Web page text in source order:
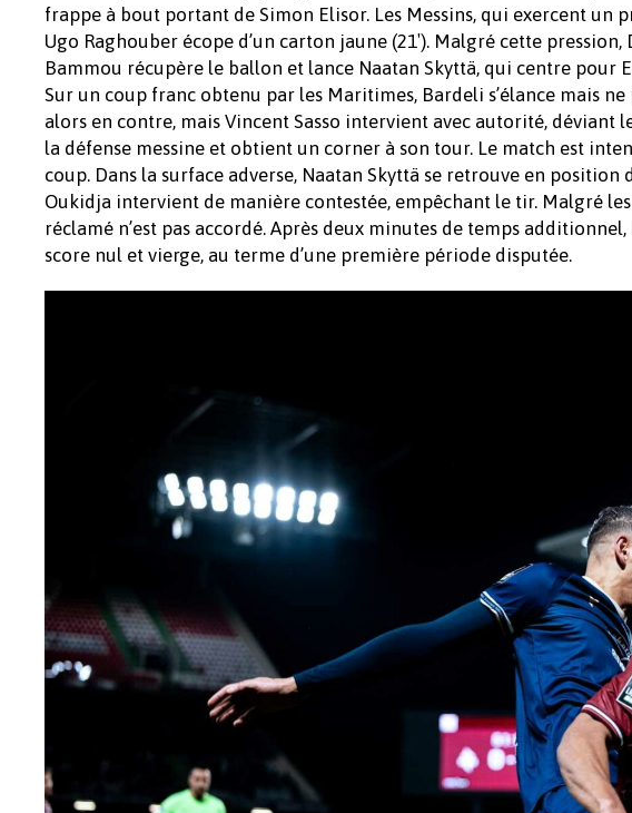
frappe à bout portant de Simon Elisor. Les Messins, qui exercent un
Ugo Raghouber écope d’un carton jaune (21′). Malgré cette
Bammou récupère le ballon et lance Naatan Skyttä, qui centre pour
Sur un coup franc obtenu par les Maritimes, Bardeli s’élance mais
alors en contre, mais Vincent Sasso intervient avec autorité, déviant
la défense messine et obtient un corner à son tour. Le match est
coup. Dans la surface adverse, Naatan Skyttä se retrouve en
Oukidja intervient de manière contestée, empêchant le tir. Malgré
réclamé n’est pas accordé. Après deux minutes de temps
score nul et vierge, au terme d’une première période disputée.